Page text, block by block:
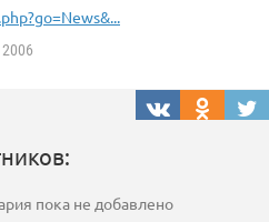
пока не добавлено